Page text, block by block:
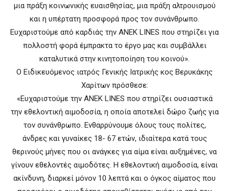
μια πράξη κοινωνικής ευαισθησίας, μια πράξη αλτρουισμού
και η υπέρτατη προσφορά προς τον συνάνθρωπο.
Ευχαριστούμε από καρδιάς την ΑΝΕΚ LINES που στηρίζει για
πολλοστή φορά έμπρακτα το έργο μας και συμβάλλει
καταλυτικά στην κινητοποίηση του κοινού».
Ο Ειδικευόμενος ιατρός Γενικής Ιατρικής κος Βερυκάκης
Χαρίτων πρόσθεσε:
«Ευχαριστούμε την ANEK LINES που στηρίζει ουσιαστικά
την εθελοντική αιμοδοσία, η οποία αποτελεί δώρο ζωής για
τον συνάνθρωπο. Ενθαρρύνουμε όλους τους πολίτες,
άνδρες και γυναίκες 18- 67 ετών, ιδιαίτερα κατά τους
θερινούς μήνες που οι ανάγκες για αίμα είναι αυξημένες, να
γίνουν εθελοντές αιμοδότες. Η εθελοντική αιμοδοσία, είναι
ακίνδυνη, διαρκεί μόνον 10 λεπτά και ο όγκος αίματος που